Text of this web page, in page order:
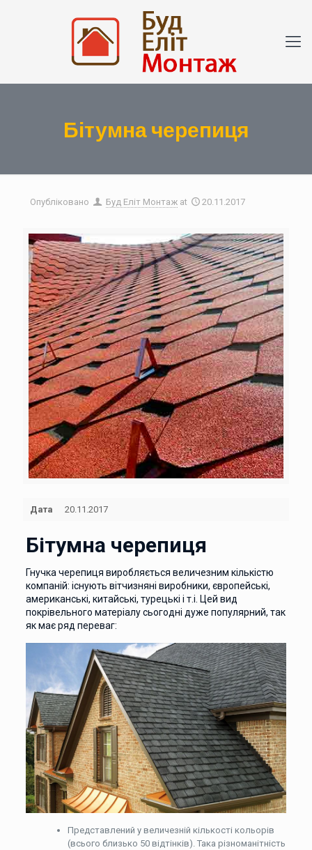
Бітумна черепиця
Опубліковано Буд Еліт Монтаж at 20.11.2017
Дата 20.11.2017
Бітумна черепиця
Гнучка черепиця виробляється величезним кількістю
компаній: існують вітчизняні виробники, європейські,
американські, китайські, турецькі і т.і. Цей вид
покрівельного матеріалу сьогодні дуже популярний, так
як має ряд переваг:
Представлений ​​у величезній кількості кольорів
(всього близько 50 відтінків). Така різноманітність